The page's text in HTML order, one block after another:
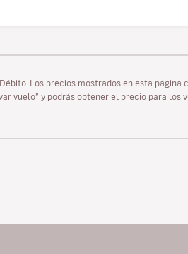
Los precios mostrados en esta
vuelo” y podrás obtener el precio para los